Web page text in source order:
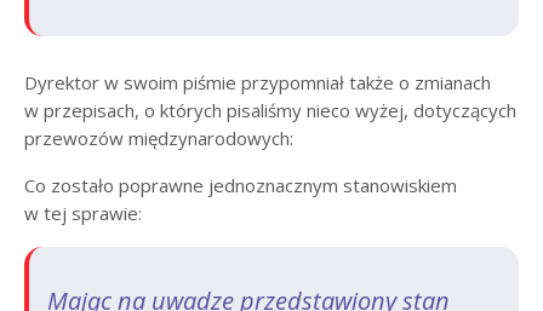
Dyrektor w swoim piśmie przypomniał także o zmianach
w przepisach, o których pisaliśmy nieco wyżej, dotyczących
przewozów międzynarodowych:
Co zostało poprawne jednoznacznym stanowiskiem
w tej sprawie:
Mając na uwadze przedstawiony stan